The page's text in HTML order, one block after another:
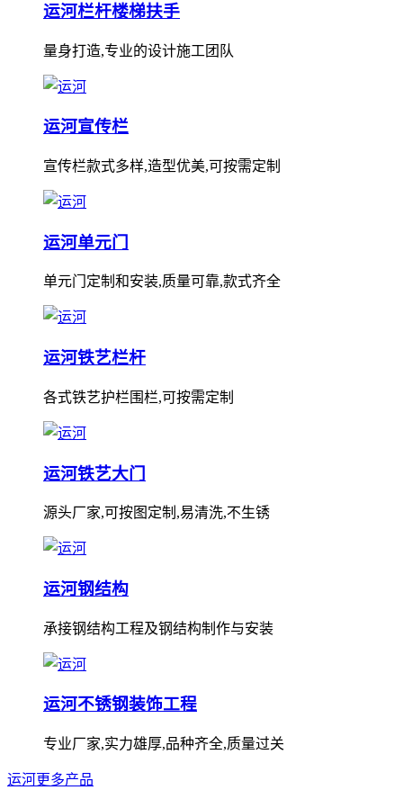
运河栏杆楼梯扶手
量身打造,专业的设计施工团队
运河宣传栏
宣传栏款式多样,造型优美,可按需定制
运河单元门
单元门定制和安装,质量可靠,款式齐全
运河铁艺栏杆
各式铁艺护栏围栏,可按需定制
运河铁艺大门
源头厂家,可按图定制,易清洗,不生锈
运河钢结构
承接钢结构工程及钢结构制作与安装
运河不锈钢装饰工程
专业厂家,实力雄厚,品种齐全,质量过关
运河更多产品